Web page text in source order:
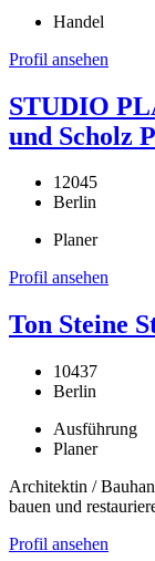
Handel
Profil ansehen
STUDIO
und Scholz
12045
Berlin
Planer
Profil ansehen
Ton Steine
10437
Berlin
Ausführung
Planer
Architektin /
bauen und
Profil ansehen